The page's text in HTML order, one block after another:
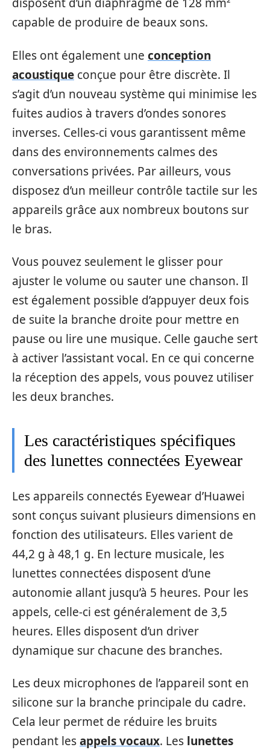
disposent d’un diaphragme de 128 mm²
capable de produire de beaux sons.
Elles ont également une conception
acoustique conçue pour être discrète. Il
s’agit d’un nouveau système qui minimise les
fuites audios à travers d’ondes sonores
inverses. Celles-ci vous garantissent même
dans des environnements calmes des
conversations privées. Par ailleurs, vous
disposez d’un meilleur contrôle tactile sur les
appareils grâce aux nombreux boutons sur
le bras.
Vous pouvez seulement le glisser pour
ajuster le volume ou sauter une chanson. Il
est également possible d’appuyer deux fois
de suite la branche droite pour mettre en
pause ou lire une musique. Celle gauche sert
à activer l’assistant vocal. En ce qui concerne
la réception des appels, vous pouvez utiliser
les deux branches.
Les caractéristiques spécifiques
des lunettes connectées Eyewear
Les appareils connectés Eyewear d’Huawei
sont conçus suivant plusieurs dimensions en
fonction des utilisateurs. Elles varient de
44,2 g à 48,1 g. En lecture musicale, les
lunettes connectées disposent d’une
autonomie allant jusqu’à 5 heures. Pour les
appels, celle-ci est généralement de 3,5
heures. Elles disposent d’un driver
dynamique sur chacune des branches.
Les deux microphones de l’appareil sont en
silicone sur la branche principale du cadre.
Cela leur permet de réduire les bruits
pendant lesappels vocaux. Les lunettes